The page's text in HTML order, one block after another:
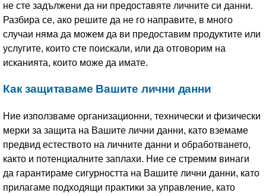
не сте задължени да ни предоставяте личните си данни.
Разбира се, ако решите да не го направите, в много
случаи няма да можем да ви предоставим продуктите или
услугите, които сте поискали, или да отговорим на
исканията, които може да имате.
Как защитаваме Вашите лични данни
Ние използваме организационни, технически и физически
мерки за защита на Вашите лични данни, като вземаме
предвид естеството на личните данни и обработването,
както и потенциалните заплахи. Ние се стремим винаги
да гарантираме сигурността на Вашите лични данни, като
прилагаме подходящи практики за управление, като